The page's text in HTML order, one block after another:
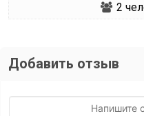
2
Добавить отзыв